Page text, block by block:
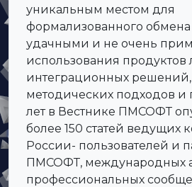
уникальным местом для
формализованного
удачными и не очень
использования
интеграционных
методических подходов и
лет в Вестнике ПМСОФТ
более 150 статей ведущих
России- пользователей и
ПМСОФТ, международных
профессиональных